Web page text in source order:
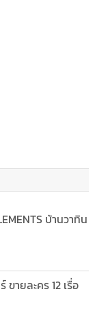
บ้านวาทิน
ายละคร 12 เรื่อ